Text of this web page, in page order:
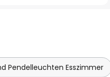
Pendelleuchten Esszimmer